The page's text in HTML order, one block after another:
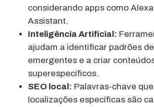
considerando apps como
Assistant.
Inteligência Artificial:
ajudam a identificar padrões
emergentes e a criar
superespecíficos.
SEO local: Palavras-chave
localizações específicas são